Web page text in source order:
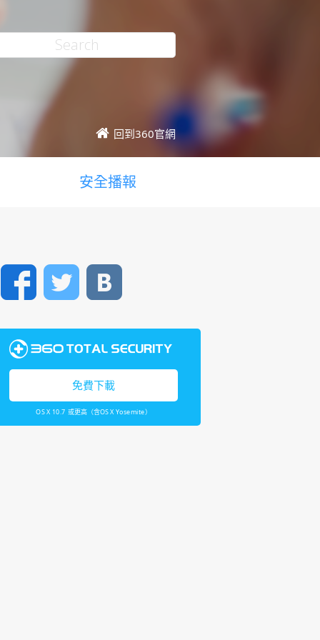
回到360官網
安全播報
FacebookTwitter
免費下載
OS X 10.7 或更高（含OS X Yosemite）